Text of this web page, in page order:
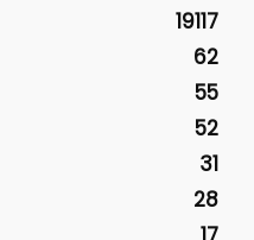
19117
62
55
52
31
28